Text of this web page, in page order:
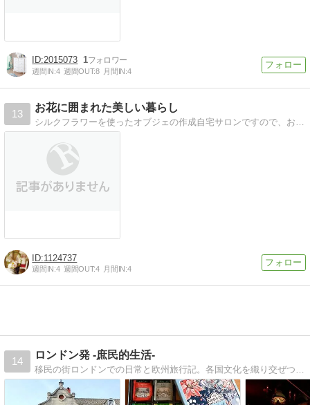
2015073 1
週間IN:4 週間OUT:8 月間IN:4
13
お花に囲まれた美しい暮らし
シルクフラワーを使ったオブジェの作成自宅サロンですので、お好きな日時をお選び頂けます。
1124737
週間IN:4 週間OUT:4 月間IN:4
14
ロンドン発 -庶民的生活-
移民の街ロンドンでの日常と欧州旅行記。各国文化を織り交ぜつつの英国情報、ヴィンテージ、アンティークのお披露目も。